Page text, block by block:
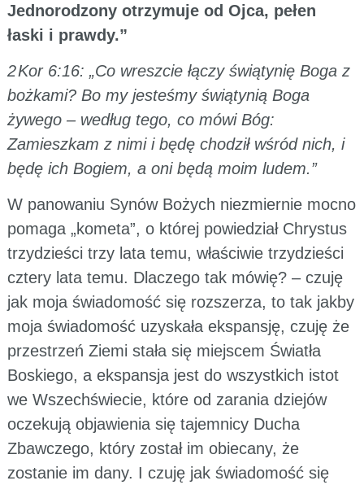
Jednorodzony otrzymuje od Ojca, pełen
łaski i prawdy.”
2 Kor 6:16: „Co wreszcie łączy świątynię Boga z
bożkami? Bo my jesteśmy świątynią Boga
żywego – według tego, co mówi Bóg:
Zamieszkam z nimi i będę chodził wśród nich, i
będę ich Bogiem, a oni będą moim ludem.”
W panowaniu Synów Bożych niezmiernie mocno
pomaga „kometa”, o której powiedział Chrystus
trzydzieści trzy lata temu, właściwie trzydzieści
cztery lata temu. Dlaczego tak mówię? – czuję
jak moja świadomość się rozszerza, to tak jakby
moja świadomość uzyskała ekspansję, czuję że
przestrzeń Ziemi stała się miejscem Światła
Boskiego, a ekspansja jest do wszystkich istot
we Wszechświecie, które od zarania dziejów
oczekują objawienia się tajemnicy Ducha
Zbawczego, który został im obiecany, że
zostanie im dany. I czuję jak świadomość się